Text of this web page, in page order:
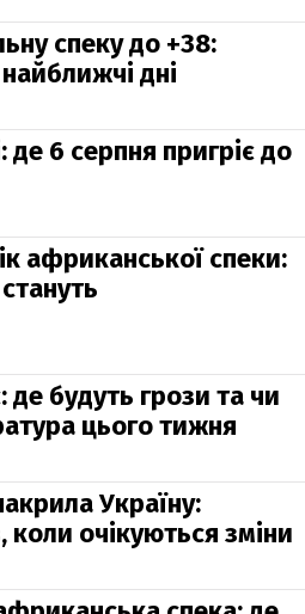
спеку до +38:
дні
де 6 серпня пригріє до
африканської спеки:
де будуть грози та чи
цього тижня
Україну:
коли очікуються зміни